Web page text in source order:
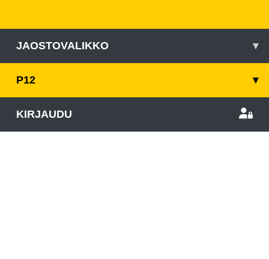
JAOSTOVALIKKO ▾
P12 ▾
KIRJAUDU